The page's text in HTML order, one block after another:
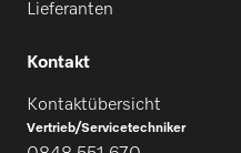
Lieferanten
Kontakt
Kontaktübersicht
Vertrieb/Servicetechniker